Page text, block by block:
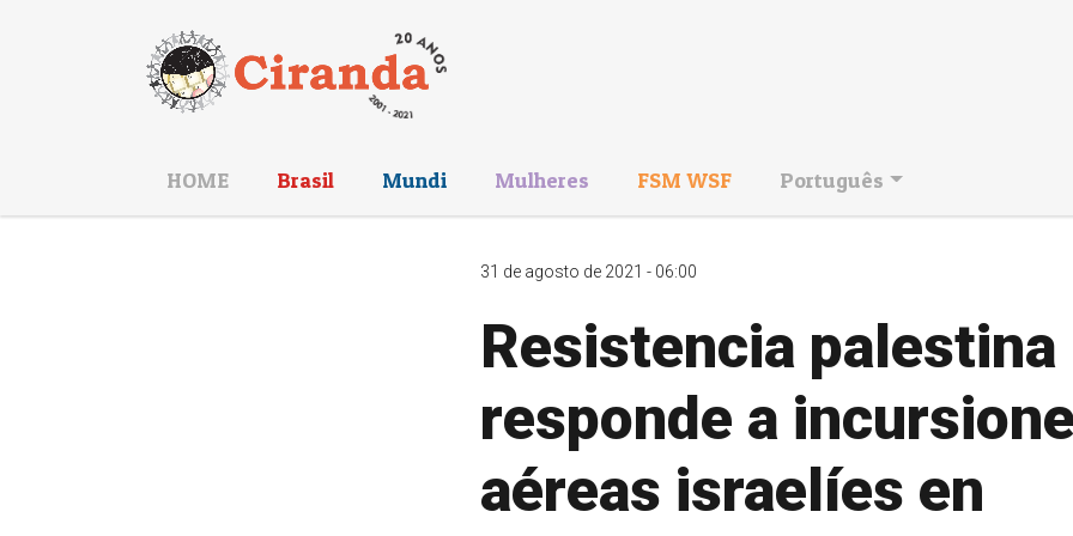
HOME Brasil Mundi Mulheres FSM WSF Português
31 de agosto de 2021 - 06:00
Resistencia palestina
responde a
aéreas israelíes en